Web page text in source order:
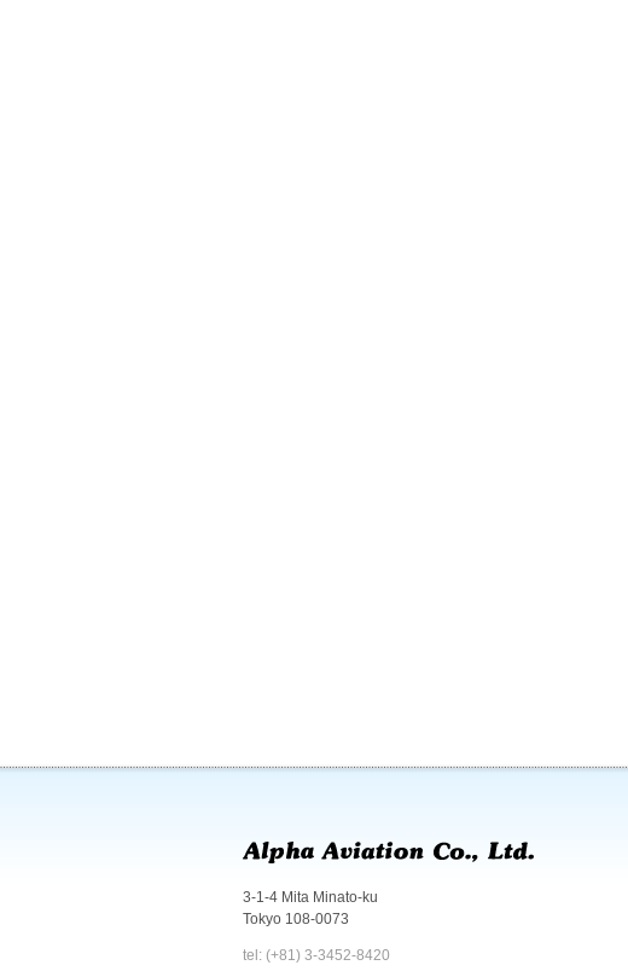
3-1-4 Mita Minato-ku
Tokyo 108-0073
tel: (+81) 3-3452-8420